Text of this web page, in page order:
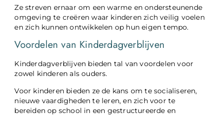
Ze streven ernaar om een warme en ondersteunende
omgeving te creëren waar kinderen zich veilig voelen
en zich kunnen ontwikkelen op hun eigen tempo.
Voordelen van Kinderdagverblijven
Kinderdagverblijven bieden tal van voordelen voor
zowel kinderen als ouders.
Voor kinderen bieden ze de kans om te socialiseren,
nieuwe vaardigheden te leren, en zich voor te
bereiden op school in een gestructureerde en